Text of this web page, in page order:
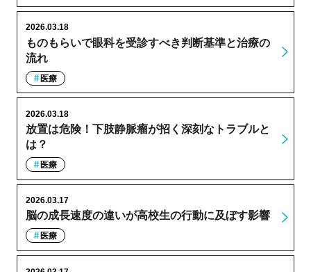
ものもらいで眼科を受診すべき判断基準と治療の
流れ
2026.03.18
医療
放置は危険！下肢静脈瘤が招く深刻なトラブルと
は？
2026.03.18
医療
脳の成長速度の違いが高校生の行動に及ぼす影響
2026.03.17
医療